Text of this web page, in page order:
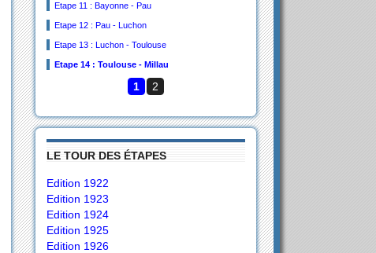
Etape 11 : Bayonne - Pau
Etape 12 : Pau - Luchon
Etape 13 : Luchon - Toulouse
Etape 14 : Toulouse - Millau
1 2
LE TOUR DES ÉTAPES
Edition 1922
Edition 1923
Edition 1924
Edition 1925
Edition 1926